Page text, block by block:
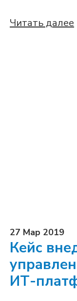
Читать далее
27 Мар 2019
Кейс
ИТ-